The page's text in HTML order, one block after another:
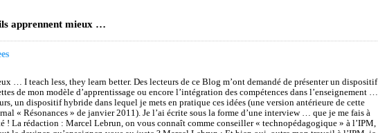
apprennent mieux …
… I teach less, they learn better. Des lecteurs de ce Blog m’ont demandé de présenter un dispositif
de mon modèle d’apprentissage ou encore l’intégration des compétences dans l’enseignement …
un dispositif hybride dans lequel je mets en pratique ces idées (une version antérieure de cette
« Résonances » de janvier 2011). Je l’ai écrite sous la forme d’une interview … que je me fais à
La rédaction : Marcel Lebrun, on vous connaît comme conseiller « technopédagogique » à l’IPM,